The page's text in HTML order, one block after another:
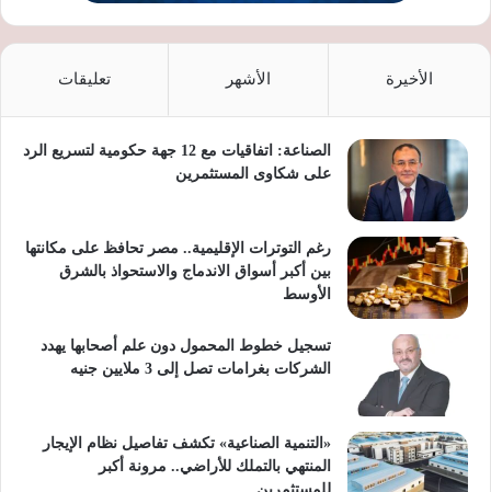
الأخيرة الأشهر تعليقات
الصناعة: اتفاقيات مع 12 جهة حكومية لتسريع الرد
على شكاوى المستثمرين
رغم التوترات الإقليمية.. مصر تحافظ على مكانتها
بين أكبر أسواق الاندماج والاستحواذ بالشرق
الأوسط
تسجيل خطوط المحمول دون علم أصحابها يهدد
الشركات بغرامات تصل إلى 3 ملايين جنيه
«التنمية الصناعية» تكشف تفاصيل نظام الإيجار
المنتهي بالتملك للأراضي.. مرونة أكبر